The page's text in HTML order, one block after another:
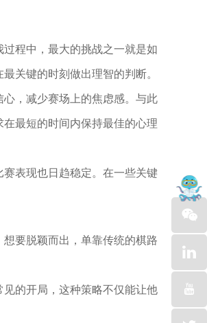
程中，最大的挑战之一就是如
关键的时刻做出理智的判断。
，减少赛场上的焦虑感。与此
最短的时间内保持最佳的心理
表现也日趋稳定。在一些关键
要脱颖而出，单靠传统的棋路
的开局，这种策略不仅能让他